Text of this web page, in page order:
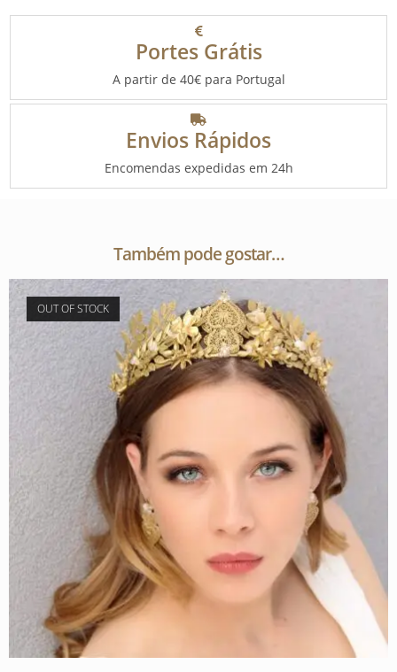
Portes Grátis
A partir de 40€ para Portugal
Envios Rápidos
Encomendas expedidas em 24h
Também pode gostar…
OUT OF STOCK